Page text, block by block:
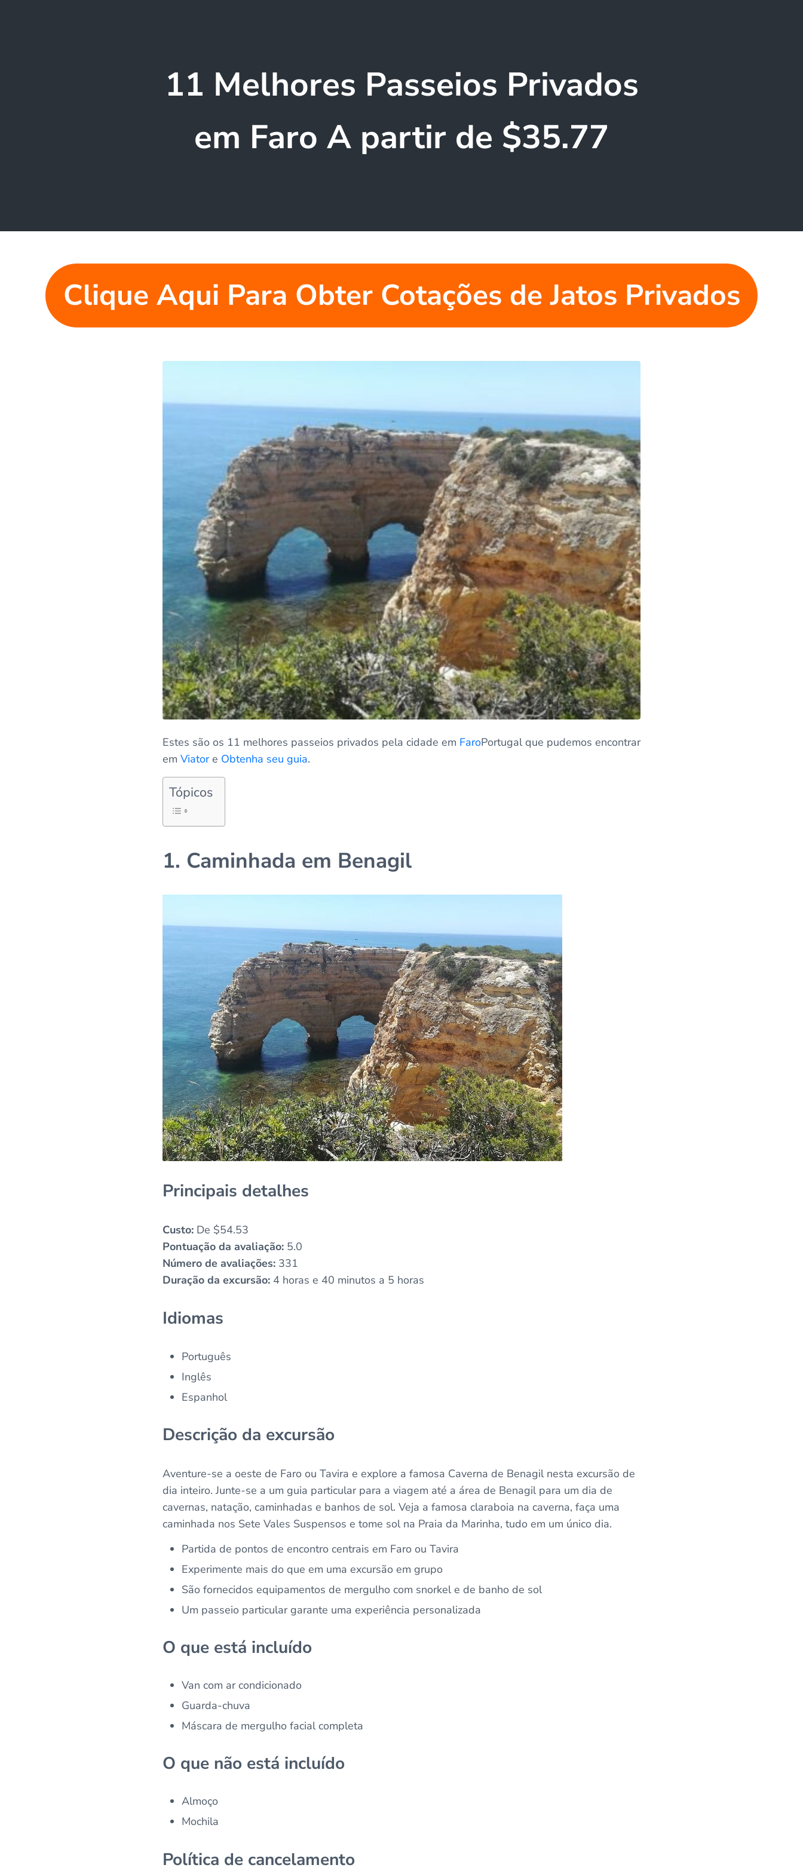
11 Melhores Passeios Privados
em Faro A partir de $35.77
Clique Aqui Para Obter Cotações de Jatos Privados
Estes são os 11 melhores passeios privados pela cidade em FaroPortugal que pudemos encontrar
em Viatore Obtenha seu guia.
Tópicos
1. Caminhada em Benagil
Principais detalhes
Custo: De $54.53
Pontuação da avaliação: 5.0
Número de avaliações: 331
Duração da excursão: 4 horas e 40 minutos a 5 horas
Idiomas
Português
Inglês
Espanhol
Descrição da excursão
Aventure-se a oeste de Faro ou Tavira e explore a famosa Caverna de Benagil nesta excursão de
dia inteiro. Junte-se a um guia particular para a viagem até a área de Benagil para um dia de
cavernas, natação, caminhadas e banhos de sol. Veja a famosa claraboia na caverna, faça uma
caminhada nos Sete Vales Suspensos e tome sol na Praia da Marinha, tudo em um único dia.
Partida de pontos de encontro centrais em Faro ou Tavira
Experimente mais do que em uma excursão em grupo
São fornecidos equipamentos de mergulho com snorkel e de banho de sol
Um passeio particular garante uma experiência personalizada
O que está incluído
Van com ar condicionado
Guarda-chuva
Máscara de mergulho facial completa
O que não está incluído
Almoço
Mochila
Política de cancelamento